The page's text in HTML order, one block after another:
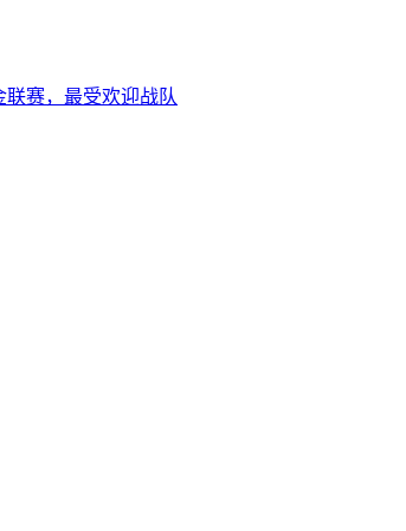
赛，最受欢迎战队